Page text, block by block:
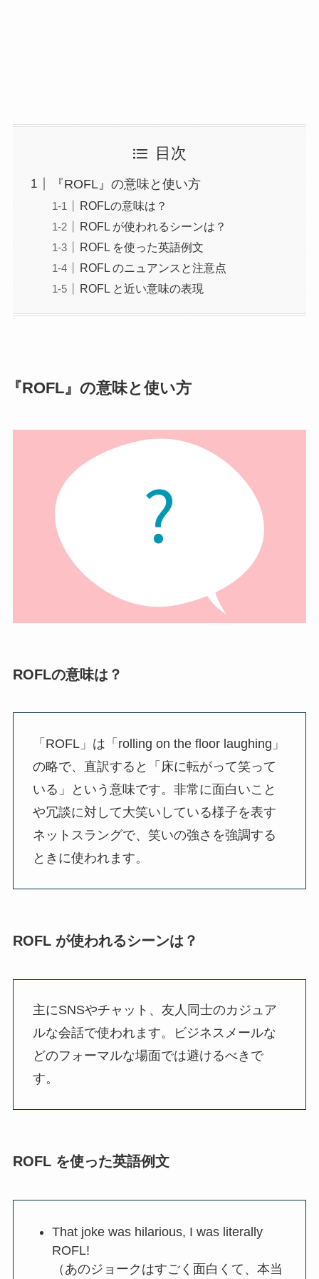
目次
『ROFL』の意味と使い方
ROFLの意味は？
ROFL が使われるシーンは？
ROFL を使った英語例文
ROFL のニュアンスと注意点
ROFL と近い意味の表現
『ROFL』の意味と使い方
ROFLの意味は？
「ROFL」は「rolling on the floor laughing」
の略で、直訳すると「床に転がって笑って
いる」という意味です。非常に面白いこと
や冗談に対して大笑いしている様子を表す
ネットスラングで、笑いの強さを強調する
ときに使われます。
ROFL が使われるシーンは？
主にSNSやチャット、友人同士のカジュア
ルな会話で使われます。ビジネスメールな
どのフォーマルな場面では避けるべきで
す。
ROFL を使った英語例文
That joke was hilarious, I was literally
ROFL!
（あのジョークはすごく面白くて、本当